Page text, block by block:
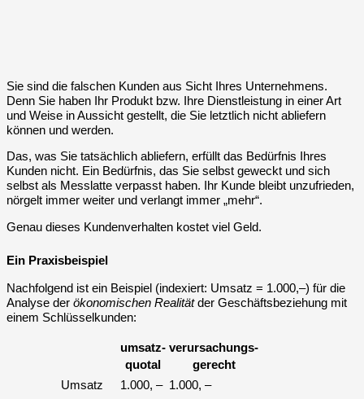
Sie sind die falschen Kunden aus Sicht Ihres Unternehmens.
Denn Sie haben Ihr Produkt bzw. Ihre Dienstleistung in einer Art
und Weise in Aussicht gestellt, die Sie letztlich nicht abliefern
können und werden.
Das, was Sie tatsächlich abliefern, erfüllt das Bedürfnis Ihres
Kunden nicht. Ein Bedürfnis, das Sie selbst geweckt und sich
selbst als Messlatte verpasst haben. Ihr Kunde bleibt unzufrieden,
nörgelt immer weiter und verlangt immer „mehr“.
Genau dieses Kundenverhalten kostet viel Geld.
Ein Praxisbeispiel
Nachfolgend ist ein Beispiel (indexiert: Umsatz = 1.000,⁠–) für die
Analyse der ökonomischen Realitätder Geschäftsbeziehung mit
einem Schlüsselkunden:
umsatz-
quotal
verursachungs-
gerecht
Umsatz
1.000, – 1.000, –